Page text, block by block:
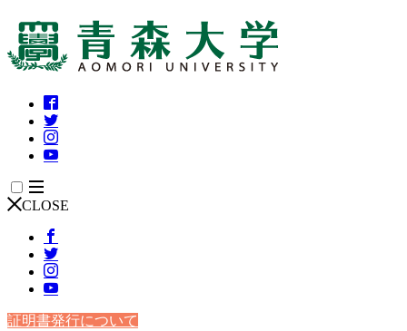
CLOSE
証明書発行について